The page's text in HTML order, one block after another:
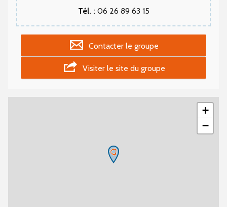
Tél. : 06 26 89 63 15
Contacter le groupe
Visiter le site du groupe
+
−